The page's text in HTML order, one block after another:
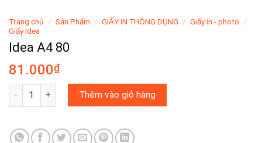
Trang chủ / Sản Phẩm / GIẤY IN THÔNG DỤNG / Giấy in - photo
/
Giấy Idea
Idea A4 80
81.000₫
Idea A4 80 số lượngThêm vào giỏ hàng